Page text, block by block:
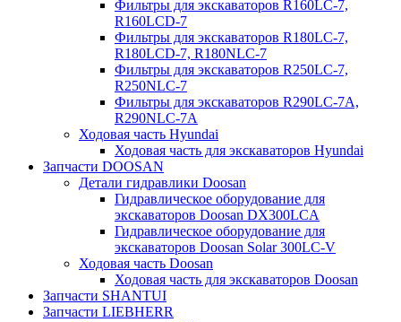
Фильтры для экскаваторов R160LC-7,
R160LCD-7
Фильтры для экскаваторов R180LC-7,
R180LCD-7, R180NLC-7
Фильтры для экскаваторов R250LC-7,
R250NLC-7
Фильтры для экскаваторов R290LC-7A,
R290NLC-7A
Ходовая часть Hyundai
Ходовая часть для экскаваторов Hyundai
Запчасти DOOSAN
Детали гидравлики Doosan
Гидравлическое оборудование для
экскаваторов Doosan DX300LCA
Гидравлическое оборудование для
экскаваторов Doosan Solar 300LC-V
Ходовая часть Doosan
Ходовая часть для экскаваторов Doosan
Запчасти SHANTUI
Запчасти LIEBHERR